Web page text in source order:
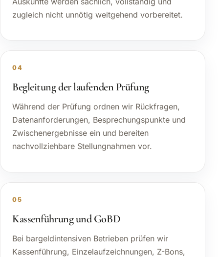
zugleich nicht unnötig weitgehend vorbereitet.
04
Begleitung der laufenden Prüfung
Während der Prüfung ordnen wir Rückfragen,
Datenanforderungen, Besprechungspunkte und
Zwischenergebnisse ein und bereiten
nachvollziehbare Stellungnahmen vor.
05
Kassenführung und GoBD
Bei bargeldintensiven Betrieben prüfen wir
Kassenführung, Einzelaufzeichnungen, Z-Bons,